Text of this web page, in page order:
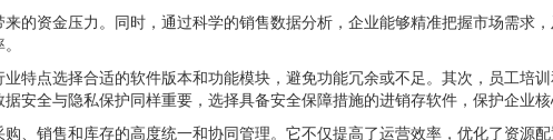
的资金压力。同时，通过科学的销售数据分析，企业能够精准把握市场需求
特点选择合适的软件版本和功能模块，避免功能冗余或不足。其次，员工培
全与隐私保护同样重要，选择具备安全保障措施的进销存软件，保护企业核
、销售和库存的高度统一和协同管理。它不仅提高了运营效率，优化了资源